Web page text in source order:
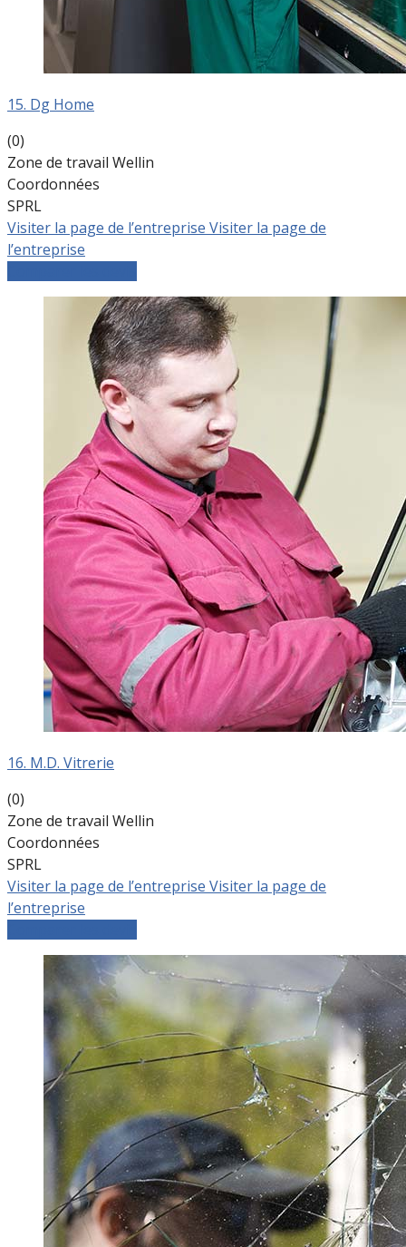
15. Dg Home
(0)
Zone de travail Wellin
Coordonnées
SPRL
Visiter la page de l’entreprise Visiter la page de
l’entreprise
16. M.D. Vitrerie
(0)
Zone de travail Wellin
Coordonnées
SPRL
Visiter la page de l’entreprise Visiter la page de
l’entreprise